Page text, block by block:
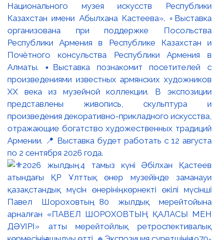
Национального музея искусств Республики
Казахстан имени Абылхана Кастеева». ▫️Выставка
организована при поддержке Посольства
Республики Армения в Республике Казахстан и
Почётного консульства Республики Армения в
Алматы. ▪️Выставка познакомит посетителей с
произведениями известных армянских художников
XX века из музейной коллекции. В экспозиции
представлены живопись, скульптура и
произведения декоративно-прикладного искусства,
отражающие богатство художественных традиций
Армении. 📍 Выставка будет работать с 12 августа
по 2 сентября 2026 года.